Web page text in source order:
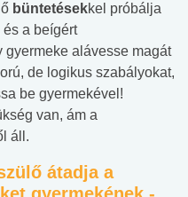
büntetésekkel próbálja
és a beígért
gyermeke alávesse magát
de logikus szabályokat,
be gyermekével!
van, ám a
áll.
átadja a